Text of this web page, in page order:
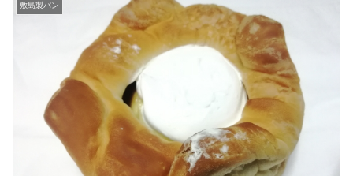
敷島製パン